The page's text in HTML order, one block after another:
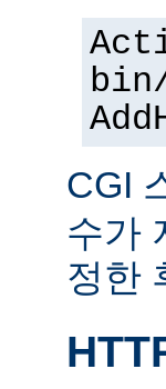
CGI
수가
정한